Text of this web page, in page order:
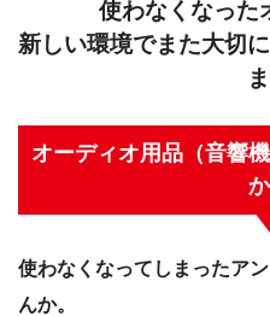
使わなくなった
新しい環境でまた大切
オーディオ用品（音響
使わなくなってしまったア
んか。